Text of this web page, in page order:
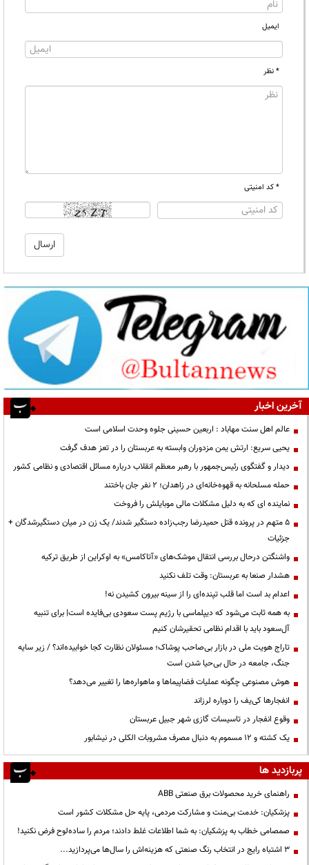
ایمیل
* نظر
* کد امنیتی
آخرین اخبار
عالم اهل سنت مهاباد : اربعین حسینی جلوه وحدت اسلامی است
یحیی سریع: ارتش یمن مزدوران وابسته به عربستان را در تعز هدف گرفت
دیدار و گفتگوی رئیس‌جمهور با رهبر معظم انقلاب درباره مسائل اقتصادی و نظامی کشور
حمله مسلحانه به قهوه‌خانه‌ای در زاهدان؛ ۲ نفر جان باختند
نماینده ای که به دلیل مشکلات مالی موبایلش را فروخت
۵ متهم در پرونده قتل حمیدرضا رجب‌زاده دستگیر شدند/ یک زن در میان دستگیرشدگان +
جزئیات
واشنگتن درحال بررسی انتقال موشک‌های «آتاکامس» به اوکراین از طریق ترکیه
هشدار صنعا به عربستان: وقت تلف نکنید
اعدام بد است اما قلب تپنده‌ای را از سینه بیرون کشیدن نه!
به همه ثابت می‌شود که دیپلماسی با رژیم پست سعودی بی‌فایده است| برای تنبیه
آل‌سعود باید با اقدام نظامی تحقیرشان کنیم
تاراج هویت ملی در بازار بی‌صاحب پوشاک؛ مسئولان نظارت کجا خوابیده‌اند؟ / زیر سایه
جنگ، جامعه در حال بی‌حیا شدن است
هوش مصنوعی چگونه عملیات فضاپیماها و ماهواره‌ها را تغییر می‌دهد؟
انفجارها کی‌یف را دوباره لرزاند
وقوع انفجار در تاسیسات گازی شهر جبیل عربستان
یک کشته و ۱۲ مسموم به دنبال مصرف مشروبات الکلی در نیشابور
پربازدید ها
راهنمای خرید محصولات برق صنعتی ABB
پزشکیان: خدمت بی‌منت و مشارکت مردمی، پایه حل مشکلات کشور است
صمصامی خطاب به پزشکیان: به شما اطلاعات غلط دادند؛ مردم را ساده‌لوح فرض نکنید!
3 اشتباه رایج در انتخاب رنگ صنعتی که هزینه‌اش را سال‌ها می‌پردازید...